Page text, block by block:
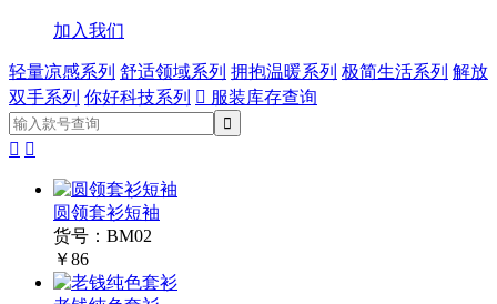
加入我们
轻量凉感系列 舒适领域系列 拥抱温暖系列 极简生活系列 解放
双手系列 你好科技系列  服装库存查询
 
圆领套衫短袖
货号：BM02
￥86